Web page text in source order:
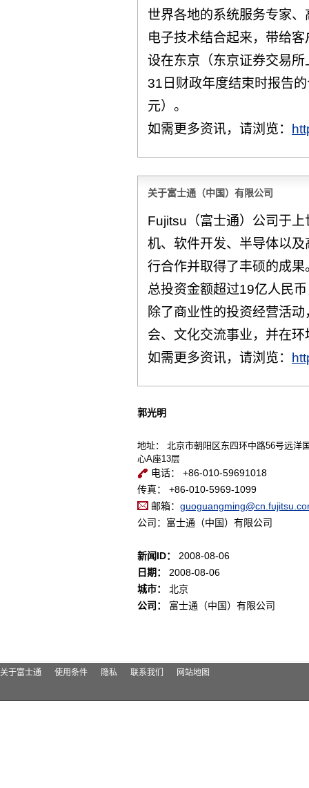
世界各地的系统服务专家
电子技术结合起来，带给
设在东京（东京证券交易
31日财政年度结束时报告
元）。
如需更多资讯，请浏览：
关于富士通（中国）有限公司
Fujitsu（富士通）公司于
机、软件开发、半导体以
行合作并取得了丰硕的成
总投资金额超过19亿人民
除了商业性的投资经营活
会、文化交流事业，并在
如需更多资讯，请浏览：
郭光明
地址： 北京市朝阳区东四环中路56号远洋
心A座13层
电话： +86-010-59691018
传真： +86-010-5969-1099
邮箱：
公司：富士通（中国）有限公司
新闻ID：
2008-08-06
日期：
2008-08-06
城市：
北京
公司：
富士通（中国）有限公司
关于富士通 使用条件 隐私 联系我们 网站地图